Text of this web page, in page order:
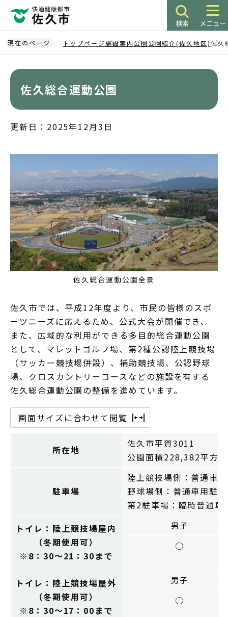
ペ
ー
ジ
検索 メニュー
現在のページ トップページ施設案内公園公園紹介(佐久地区)佐久
佐久総合運動公園
更新日：2025年12月3日
佐久総合運動公園全景
佐久市では、平成12年度より、市民の皆様のスポ
ーツニーズに応えるため、公式大会が開催でき、
また、広域的な利用ができる多目的総合運動公園
として、マレットゴルフ場、第2種公認陸上競技場
（サッカー競技場併設）、補助競技場、公認野球
場、クロスカントリーコースなどの施設を有する
佐久総合運動公園の整備を進めています。
画面サイズに合わせて閲覧
所在地
佐久市平賀3011
公園面積228,382平方
駐車場
陸上競技場側：普通車
野球場側：普通車用駐
第2駐車場：臨時普通
トイレ：陸上競技場屋内
（冬期使用可）
※8：30～21：30まで
男子
○
トイレ：陸上競技場屋外
（冬期使用可）
※8：30～17：00まで
男子
○